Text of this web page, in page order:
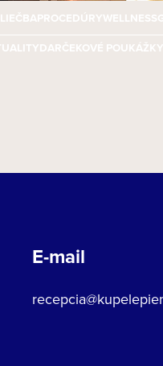
PROCEDÚRYWELLNESS
DARČEKOVÉ POUKÁŽKY
E-mail